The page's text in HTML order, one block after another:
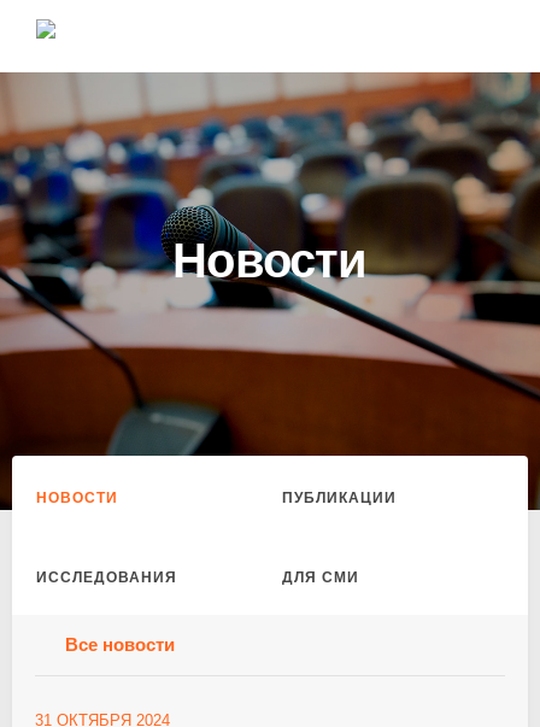
Новости
НОВОСТИ ПУБЛИКАЦИИ
ИССЛЕДОВАНИЯ ДЛЯ СМИ
Все новости
31 ОКТЯБРЯ 2024